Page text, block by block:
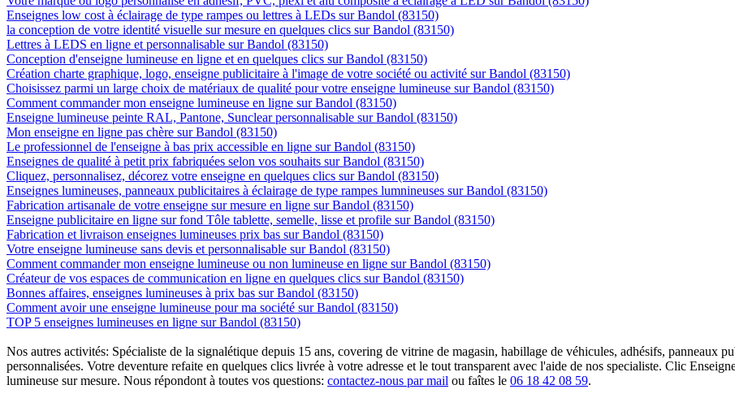
Enseignes low cost à éclairage de type rampes ou lettres à LEDs sur Bandol (83150)
la conception de votre identité visuelle sur mesure en quelques clics sur Bandol (83150)
Lettres à LEDS en ligne et personnalisable sur Bandol (83150)
Conception d'enseigne lumineuse en ligne et en quelques clics sur Bandol (83150)
Création charte graphique, logo, enseigne publicitaire à l'image de votre société ou activité sur Bandol (83150)
Choisissez parmi un large choix de matériaux de qualité pour votre enseigne lumineuse sur Bandol (83150)
Comment commander mon enseigne lumineuse en ligne sur Bandol (83150)
Enseigne lumineuse peinte RAL, Pantone, Sunclear personnalisable sur Bandol (83150)
Mon enseigne en ligne pas chère sur Bandol (83150)
Le professionnel de l'enseigne à bas prix accessible en ligne sur Bandol (83150)
Enseignes de qualité à petit prix fabriquées selon vos souhaits sur Bandol (83150)
Cliquez, personnalisez, décorez votre enseigne en quelques clics sur Bandol (83150)
Enseignes lumineuses, panneaux publicitaires à éclairage de type rampes lumnineuses sur Bandol (83150)
Fabrication artisanale de votre enseigne sur mesure en ligne sur Bandol (83150)
Enseigne publicitaire en ligne sur fond Tôle tablette, semelle, lisse et profile sur Bandol (83150)
Fabrication et livraison enseignes lumineuses prix bas sur Bandol (83150)
Votre enseigne lumineuse sans devis et personnalisable sur Bandol (83150)
Comment commander mon enseigne lumineuse ou non lumineuse en ligne sur Bandol (83150)
Créateur de vos espaces de communication en ligne en quelques clics sur Bandol (83150)
Bonnes affaires, enseignes lumineuses à prix bas sur Bandol (83150)
Comment avoir une enseigne lumineuse pour ma société sur Bandol (83150)
TOP 5 enseignes lumineuses en ligne sur Bandol (83150)
Nos autres activités: Spécialiste de la signalétique depuis 15 ans, covering de vitrine de magasin, habillage de véhicules, adhésifs, panneaux
personnalisées. Votre deventure refaite en quelques clics livrée à votre adresse et le tout transparent avec l'aide de nos specialiste. Clic
lumineuse sur mesure. Nous répondont à toutes vos questions: contactez-nous par mail ou faîtes le 06 18 42 08 59.